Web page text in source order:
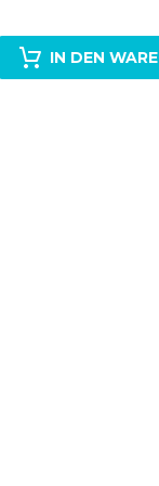
IN DEN